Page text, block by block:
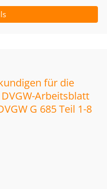
für die
Arbeitsblatt
G 685 Teil 1-8